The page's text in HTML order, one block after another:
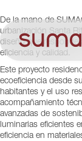
De la mano de
urbanización Santa
diseño que responde
eficiencia y calidad.
Este proyecto
ecoeficiencia desde
habitantes y el uso
acompañamiento
avanzadas de
luminarias eficientes
eficiencia en